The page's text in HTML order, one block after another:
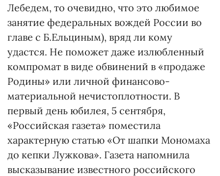
Лебедем, то очевидно, что это любимое
занятие федеральных вождей России во
главе с Б.Ельциным), вряд ли кому
удастся. Не поможет даже излюбленный
компромат в виде обвинений в «продаже
Родины» или личной финансово-
материальной нечистоплотности. В
первый день юбилея, 5 сентября,
«Российская газета» поместила
характерную статью «От шапки Мономаха
до кепки Лужкова». Газета напомнила
высказывание известного российского